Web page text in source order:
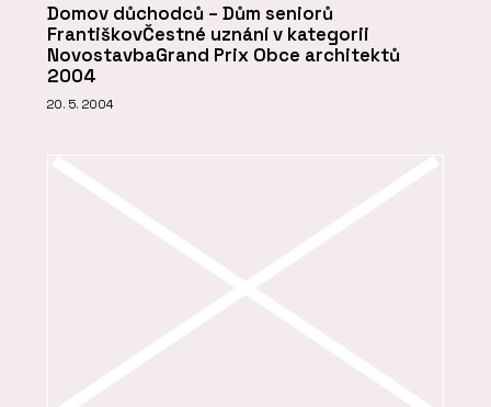
Domov důchodců – Dům seniorů
FrantiškovČestné uznání v kategorii
NovostavbaGrand Prix Obce architektů
2004
20. 5. 2004